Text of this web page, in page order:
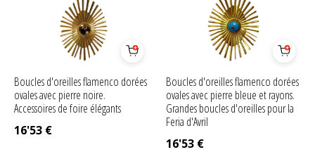
Boucles d'oreilles flamenco dorées
ovales avec pierre noire.
Accessoires de foire élégants
16'53 €
Boucles d'oreilles flamenco dorées
ovales avec pierre bleue et rayons.
Grandes boucles d'oreilles pour la
Feria d'Avril
16'53 €